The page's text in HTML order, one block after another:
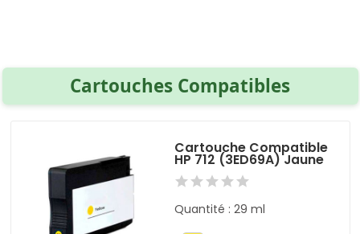
Cartouches Compatibles
Cartouche Compatible
HP 712 (3ED69A) Jaune
Quantité : 29 ml